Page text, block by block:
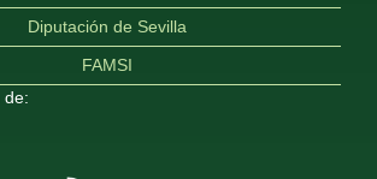
Diputación de Sevilla
FAMSI
de: